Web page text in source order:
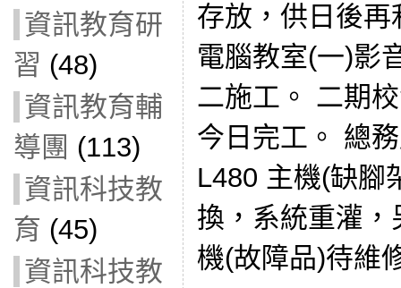
資訊教育研
習 (48)
資訊教育輔
導團 (113)
資訊科技教
育 (45)
資訊科技教
存放，供日後
電腦教室(一)影
二施工。 二期
今日完工。 總
L480 主機(缺腳
換，系統重灌
機(故障品)待維